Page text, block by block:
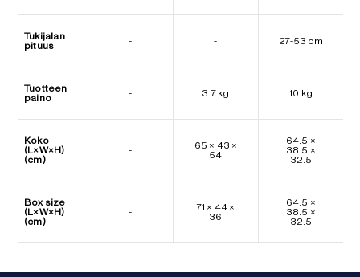
Tukijalan
pituus
- - 27-53 cm
Tuotteen
paino
- 3.7 kg 10 kg
Koko
(L×W×H)
(cm)
-
65 × 43 ×
54
64.5 ×
38.5 ×
32.5
Box size
(L×W×H)
(cm)
-
71 × 44 ×
36
64.5 ×
38.5 ×
32.5